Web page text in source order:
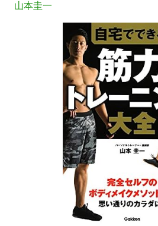
山本圭一